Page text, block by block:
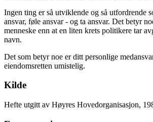
Ingen ting er så utviklende og så utfordrende
ansvar, føle ansvar - og ta ansvar. Det betyr
menneske enn at en liten krets politikere tar
navn.
Det som betyr noe er ditt personlige
eiendomsretten umistelig.
Kilde
Hefte utgitt av Høyres Hovedorganisasjon,